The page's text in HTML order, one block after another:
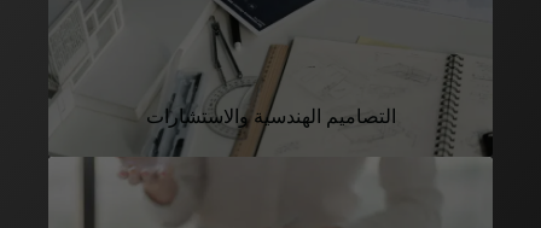
التصاميم الهندسية والاستشارات